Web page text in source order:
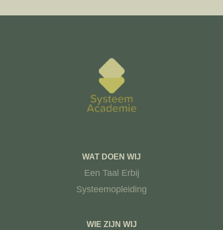
WAT DOEN WIJ
Een Taal Erbij
Systeemopleiding
WIE ZIJN WIJ